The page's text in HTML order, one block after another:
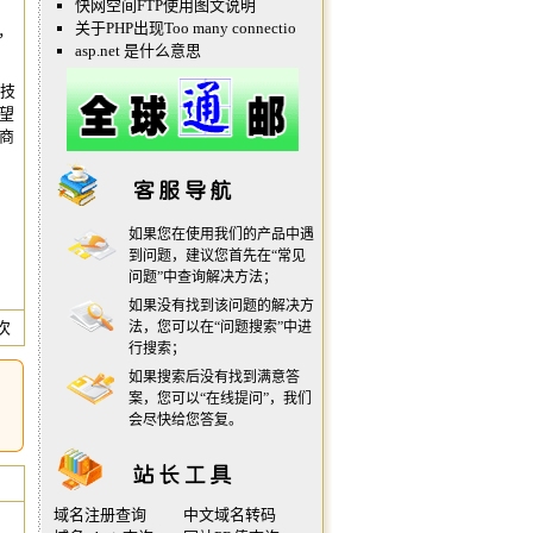
快网空间FTP使用图文说明
关于PHP出现Too many connectio
asp.net 是什么意思
如果您在使用我们的产品中遇
到问题，建议您首先在“常见
问题”中查询解决方法；
如果没有找到该问题的解决方
法，您可以在“问题搜索”中进
行搜索；
如果搜索后没有找到满意答
案，您可以“在线提问 ”，我们
会尽快给您答复。
域名注册查询
中文域名转码